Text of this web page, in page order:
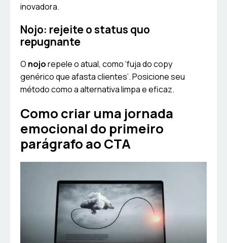
inovadora.
Nojo: rejeite o status quo
repugnante
O nojorepele o atual, como ‘fuja do copy
genérico que afasta clientes’. Posicione seu
método como a alternativa limpa e eficaz.
Como criar uma jornada
emocional do primeiro
parágrafo ao CTA